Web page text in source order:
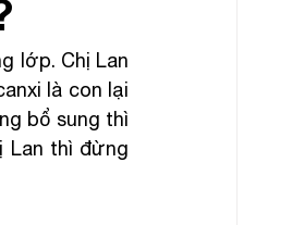
lớp. Chị Lan
là con lại
bổ sung thì
Lan thì đừng